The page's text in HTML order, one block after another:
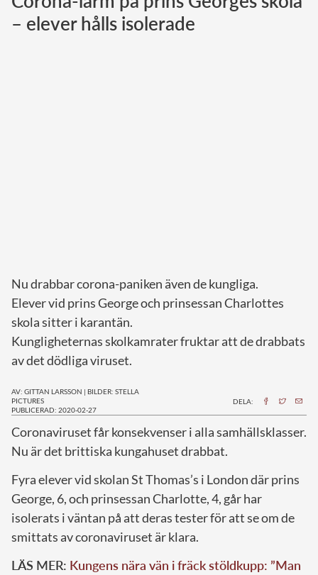
Norska kungahuset
– elever hålls isolerade
Nu drabbar corona-paniken även de kungliga.
Elever vid prins George och prinsessan Charlottes
skola sitter i karantän.
Kungligheternas skolkamrater fruktar att de drabbats
av det dödliga viruset.
AV: GITTAN LARSSON | BILDER: STELLA
PICTURES
PUBLICERAD: 2020-02-27
DELA:
Coronaviruset får konsekvenser i alla samhällsklasser.
Nu är det brittiska kungahuset drabbat.
Fyra elever vid skolan St Thomas’s i London där prins
George, 6, och prinsessan Charlotte, 4, går har
isolerats i väntan på att deras tester för att se om de
smittats av coronaviruset är klara.
LÄS MER: Kungens nära vän i fräck stöldkupp: ”Man